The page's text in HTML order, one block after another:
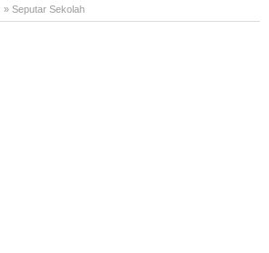
» Seputar Sekolah